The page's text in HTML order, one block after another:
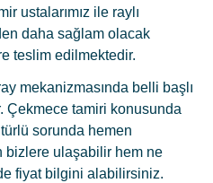
ustalarımız ile raylı
daha sağlam olacak
teslim edilmektedir.
mekanizmasında belli başlı
Çekmece tamiri konusunda
türlü sorunda hemen
bizlere ulaşabilir hem ne
fiyat bilgini alabilirsiniz.